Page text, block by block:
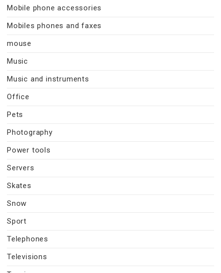
Mobile phone accessories
Mobiles phones and faxes
mouse
Music
Music and instruments
Office
Pets
Photography
Power tools
Servers
Skates
Snow
Sport
Telephones
Televisions